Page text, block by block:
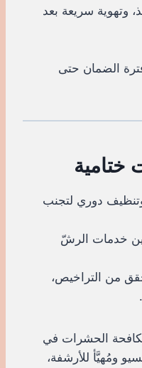
وتهوية سريعة بعد
الضمان حتى
دوري لتجنب
خدمات الرشّ
من التراخيص،
الحشرات في
ومُهيَّأ للأرشفة،